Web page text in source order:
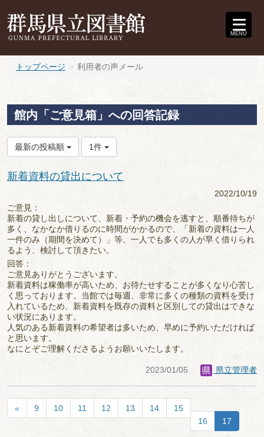
MENU
トップページ 利用者の声メール
館内「ご意見箱」への回答記録
最新の投稿順 1件
新着資料の貸出について
2022/10/19
ご意見：
新着の貸し出しについて、新着・予約の機会を逃すと、順番待ちが
多く、なかなか借りるのに時間がかかるので、「新着の資料は一人
一件のみ（期間を決めて）」等、一人でも多くの人が早く借りられ
るよう、検討して頂きたい。
回答：
ご意見ありがとうございます。
新着資料は稼働率が高いため、お待たせすることが多くなり心苦し
く思っております。当館では毎週、非常に多くの種類の資料を受け
入れているため、新着資料を既存の資料と区別しての貸出はできな
い状況にあります。
人気のある新着資料の希望者は多いため、早めに予約いただければ
と思います。
なにとぞご理解くださるようお願いいたします。
2023/01/05 県立管理者
« 9 10 11 12 13 14
15
16
17